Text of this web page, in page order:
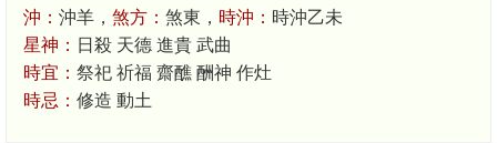
沖： 沖羊， 煞方： 煞東， 時沖： 時沖乙未
星神： 日殺 天德 進貴 武曲
時宜： 祭祀 祈福 齋醮 酬神 作灶
時忌： 修造 動土